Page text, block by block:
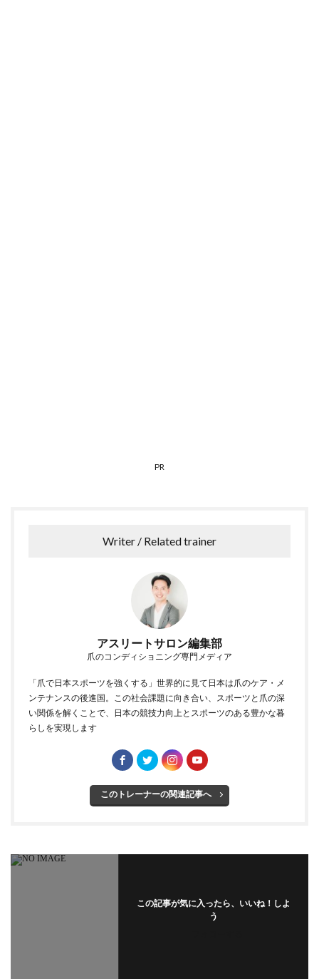
PR
Writer / Related trainer
アスリートサロン編集部
爪のコンディショニング専門メディア
「爪で日本スポーツを強くする」世界的に見て日本は爪のケア・メ
ンテナンスの後進国。この社会課題に向き合い、スポーツと爪の深
い関係を解くことで、日本の競技力向上とスポーツのある豊かな暮
らしを実現します
このトレーナーの関連記事へ
この記事が気に入ったら、いいね！しよ
う